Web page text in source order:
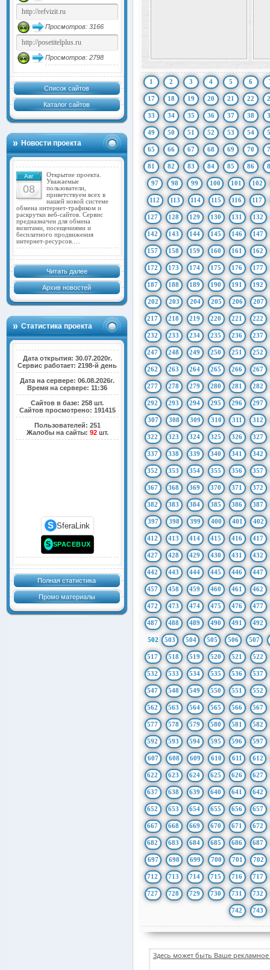
Просмотров: 3166
Просмотров: 2798
Список сайтов
Каталог сайтов
Новости проекта
Авг
08
Открытие проекта.
Уважаемые
пользователи,
приветствуем всех в
нашей новой системе
обмена интернет-трафиком и
раскрутки веб-сайтов. Сервис
предназначен для обмена
визитами, посещениями и
бесплатного продвижения
интернет-ресурсов.…
Читать далее
Архив новостей
Статистика проекта
Дата открытия: 30.07.2020г.
Сервис работает: 2198-й день
Дата на сервере: 06.08.2026г.
Время на сервере: 11:36
Сайтов в базе: 258 шт.
Сайтов просмотрено: 191415
Пользователей: 251
Жалобы на сайты: 92шт.
S SferaLink
S SPACEBUX
Полная статистика
Промо материалы
1 2 3 4 5 6
17 18 19 20 21 22
33 34 35 36 37 38
49 50 51 52 53 54
65 66 67 68 69 70
81 82 83 84 85 86
97 98 99 100 101 102
112 113 114 115 116 117
127 128 129 130 131 132
142 143 144 145 146 147
157 158 159 160 161 162
172 173 174 175 176 177
187 188 189 190 191 192
202 203 204 205 206 207
217 218 219 220 221 222
232 233 234 235 236 237
247 248 249 250 251 252
262 263 264 265 266 267
277 278 279 280 281 282
292 293 294 295 296 297
307 308 309 310 311 312
322 323 324 325 326 327
337 338 339 340 341 342
352 353 354 355 356 357
367 368 369 370 371 372
382 383 384 385 386 387
397 398 399 400 401 402
412 413 414 415 416 417
427 428 429 430 431 432
442 443 444 445 446 447
457 458 459 460 461 462
472 473 474 475 476 477
487 488 489 490 491 492
502 503 504 505 506 507
517 518 519 520 521 522
532 533 534 535 536 537
547 548 549 550 551 552
562 563 564 565 566 567
577 578 579 580 581 582
592 593 594 595 596 597
607 608 609 610 611 612
622 623 624 625 626 627
637 638 639 640 641 642
652 653 654 655 656 657
667 668 669 670 671 672
682 683 684 685 686 687
697 698 699 700 701 702
712 713 714 715 716 717
727 728 729 730 731 732
742 743
Здесь может быть Ваше